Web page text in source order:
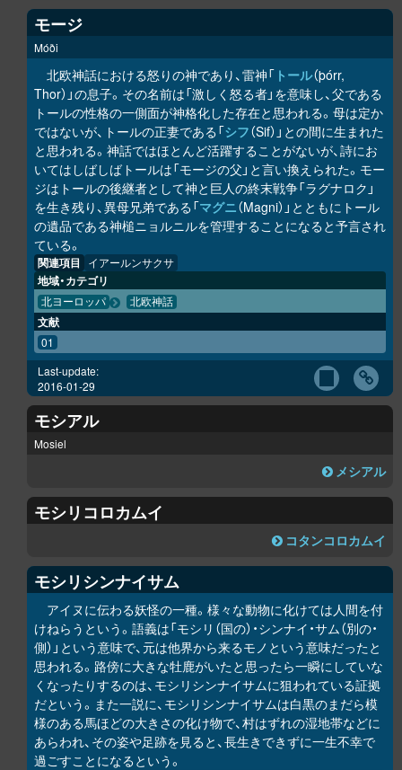
モージ
Móði
北欧神話における怒りの神であり、雷神「 トール（þórr,
Thor）」の息子。その名前は「激しく怒る者」を意味し、父である
トールの性格の一側面が神格化した存在と思われる。母は定か
ではないが、トールの正妻である「シフ（Sif）」との間に生まれた
と思われる。神話ではほとんど活躍することがないが、詩にお
いてはしばしばトールは「モージの父」と言い換えられた。モー
ジはトールの後継者として神と巨人の終末戦争「ラグナロク」
を生き残り、異母兄弟である「マグニ（Magni）」とともにトール
の遺品である神槌ニョルニルを管理することになると予言され
ている。
関連項目 イアールンサクサ
地域・カテゴリ
北ヨーロッパ 北欧神話
文献
01
Last-update:
2016-01-29
モシアル
Mosiel
メシアル
モシリコロカムイ
コタンコ ロカムイ
モシリシンナイサム
アイヌに伝わる妖怪の一種。様々な動物に化けては人間を付
けねらうという。語義は「モシリ（国の）・シンナイ・サム（別の・
側）」という意味で、元は他界から来るモノという意味だったと
思われる。路傍に大きな牡鹿がいたと思ったら一瞬にしていな
くなったりするのは、モシリシンナイサムに狙われている証拠
だという。また一説に、モシリシンナイサムは白黒のまだら模
様のある馬ほどの大きさの化け物で、村はずれの湿地帯などに
あらわれ、その姿や足跡を見ると、長生きできずに一生不幸で
過ごすことになるという。